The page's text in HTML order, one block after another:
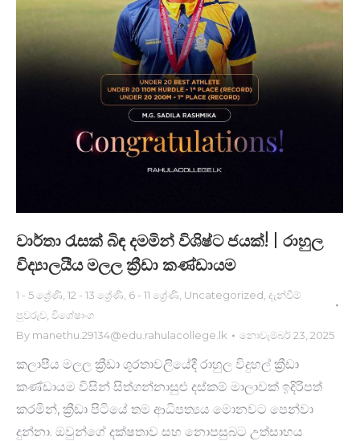
වාර්තා රැසක් බිඳ දමමින් විශිෂ්ට ජයක්! | රාහුල
විද්‍යාලයීය මලල ක්‍රීඩා කණ්ඩායම
1 - 5 ශ්‍රේණි 12 - 13 ශ්‍රේණි 6 - 11 ශ්‍රේණි Uncategorized දැන්වීම්
පුවරුව විශේෂාංග
By manethu.29134@edu.rahulacollege.lk නොවැම්බර් 23, 2025
කලාපීය මලල ක්‍රීඩා ශූරතාවලියේදී රාහුල විදුහල් ක්‍රීඩා
කණ්ඩායම විසින් සිත්ගන්නාසුළු දස්කම් මාලාවක් ඉදිරිපත්
කරමින්, ක්‍රීඩා පිටියේ තම ආධිපත්‍යය මොනවට පෙන්වා
දුන්නා. ඔවුන්ගේ දක්ෂතාව සහ නොපසුබට උත්සාහය